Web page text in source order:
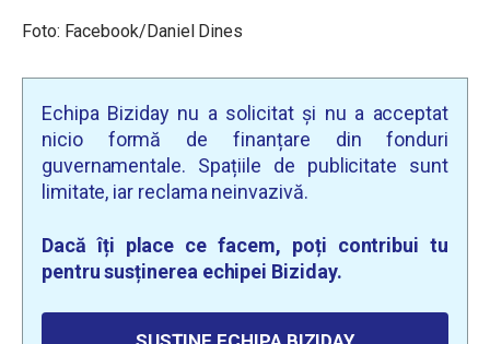
Foto: Facebook/Daniel Dines
Echipa Biziday nu a solicitat și nu a acceptat
nicio formă de finanțare din fonduri
guvernamentale. Spațiile de publicitate sunt
limitate, iar reclama neinvazivă.
Dacă îți place ce facem, poți contribui tu
pentru susținerea echipei Biziday.